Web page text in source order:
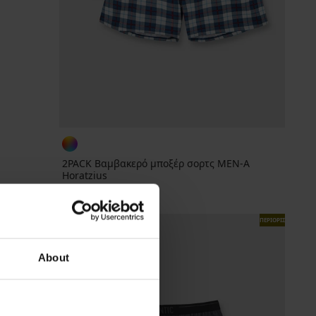
About
2PACK Βαμβακερό μποξέρ σορτς MEN-A
Horatzius
ΠΕΡΙΟΡΙΣΜΕΝΑ